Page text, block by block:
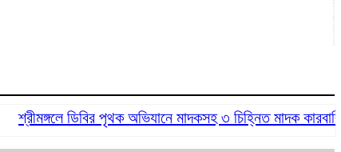
শ্রীমঙ্গলে ডিবির পৃথক অভিযানে মাদকসহ ৩ চিহ্নিত মাদক কারবারি